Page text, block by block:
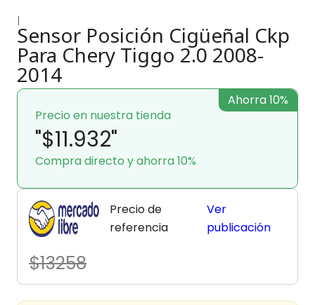
|
Sensor Posición Cigüeñal Ckp
Para Chery Tiggo 2.0 2008-
2014
Precio en nuestra tienda
"$11.932"
Compra directo y ahorra 10%
Ahorra 10%
Precio de
referencia
$13258
Ver
publicación